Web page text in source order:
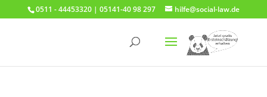
0511 - 44453320 | 05141-40 98 297 hilfe@social-law.de